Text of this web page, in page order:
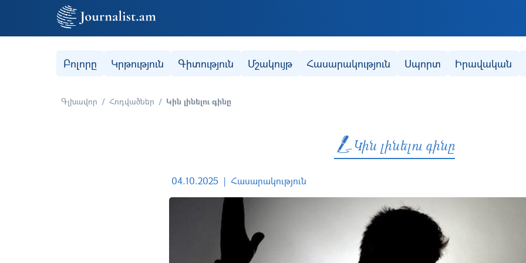
Բոլորը Կրթություն Գիտություն Մշակույթ Հասարակություն Սպորտ Իրավական
Գլխավոր Հոդվածներ Կին լինելու գինը
Կին լինելու գինը
04.10.2025 Հասարակություն